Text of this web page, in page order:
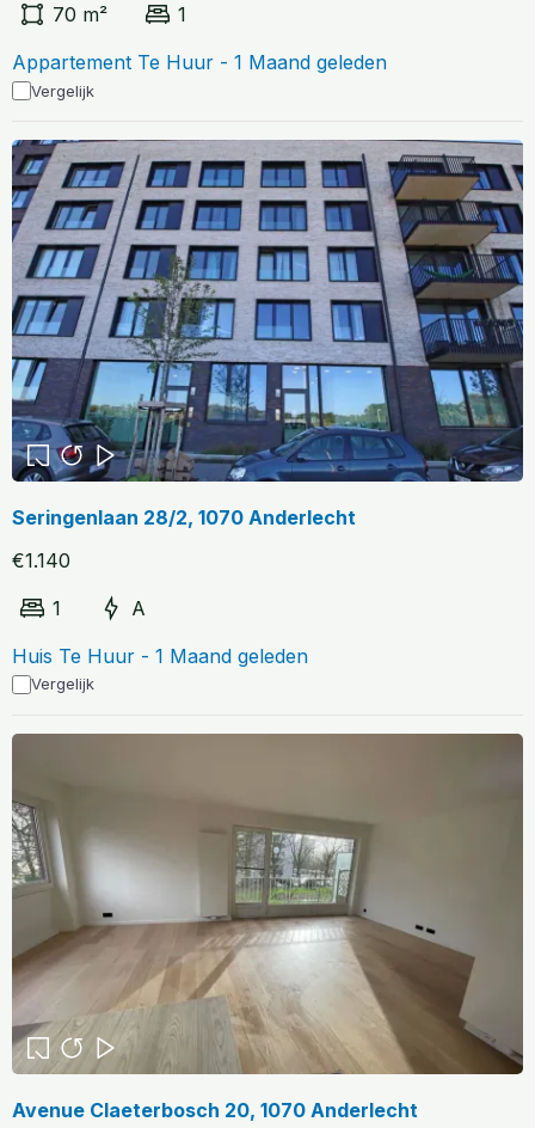
70 m²
1
Appartement Te Huur - 1 Maand geleden
Vergelijk
Seringenlaan 28/2, 1070 Anderlecht
€1.140
1
A
Huis Te Huur - 1 Maand geleden
Vergelijk
Avenue Claeterbosch 20, 1070 Anderlecht